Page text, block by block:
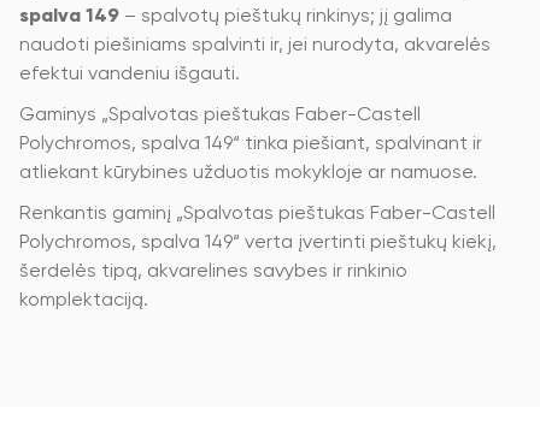
spalva 149 – spalvotų pieštukų rinkinys; jį galima
naudoti piešiniams spalvinti ir, jei nurodyta, akvarelės
efektui vandeniu išgauti.
Gaminys „Spalvotas pieštukas Faber-Castell
Polychromos, spalva 149“ tinka piešiant, spalvinant ir
atliekant kūrybines užduotis mokykloje ar namuose.
Renkantis gaminį „Spalvotas pieštukas Faber-Castell
Polychromos, spalva 149“ verta įvertinti pieštukų kiekį,
šerdelės tipą, akvarelines savybes ir rinkinio
komplektaciją.